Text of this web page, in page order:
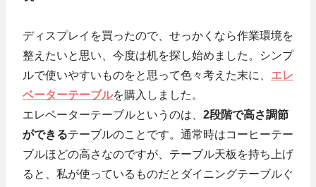
ディスプレイを買ったので、せっかくなら作業環境を
整えたいと思い、今度は机を探し始めました。シンプ
ルで使いやすいものをと思って色々考えた末に、 エレ
ベーターテーブルを購入しました。
エレベーターテーブルというのは、 2段階で高さ調節
ができるテーブルのことです。通常時はコーヒーテー
ブルほどの高さなのですが、テーブル天板を持ち上げ
ると、私が使っているものだとダイニングテーブルぐ